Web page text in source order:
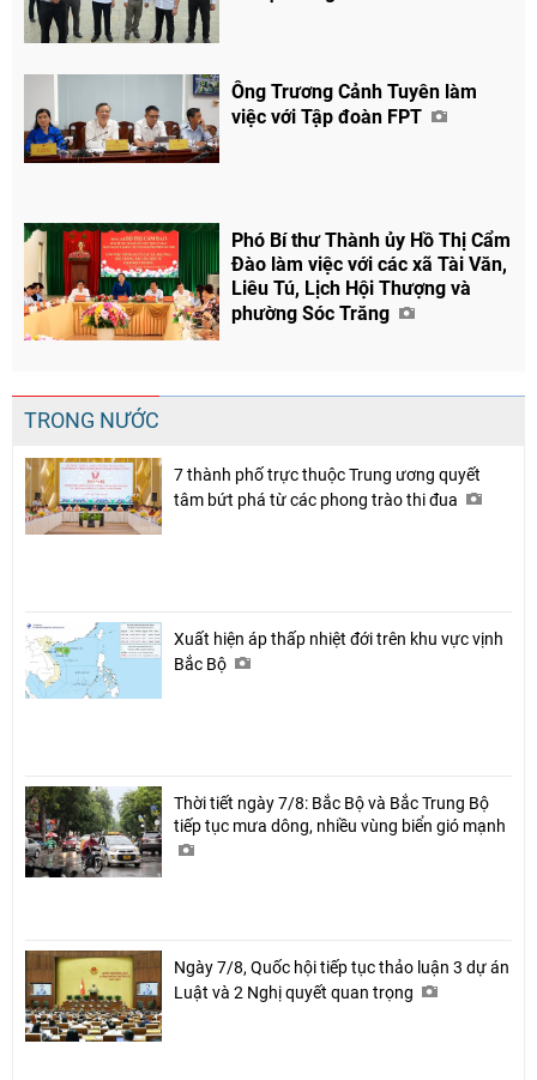
Facebook
Ông Trương Cảnh Tuyên làm
việc với Tập đoàn FPT
Phó Bí thư Thành ủy Hồ Thị Cẩm
Đào làm việc với các xã Tài Văn,
Liêu Tú, Lịch Hội Thượng và
phường Sóc Trăng
TRONG NƯỚC
7 thành phố trực thuộc Trung ương quyết
tâm bứt phá từ các phong trào thi đua
Xuất hiện áp thấp nhiệt đới trên khu vực vịnh
Bắc Bộ
Thời tiết ngày 7/8: Bắc Bộ và Bắc Trung Bộ
tiếp tục mưa dông, nhiều vùng biển gió mạnh
Ngày 7/8, Quốc hội tiếp tục thảo luận 3 dự án
Luật và 2 Nghị quyết quan trọng